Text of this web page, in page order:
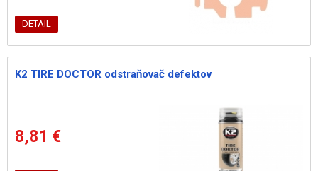
DETAIL
K2 TIRE DOCTOR odstraňovač defektov
8,81 €